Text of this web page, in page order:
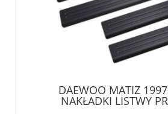
DAEWOO MATIZ
NAKŁADKI LISTWY